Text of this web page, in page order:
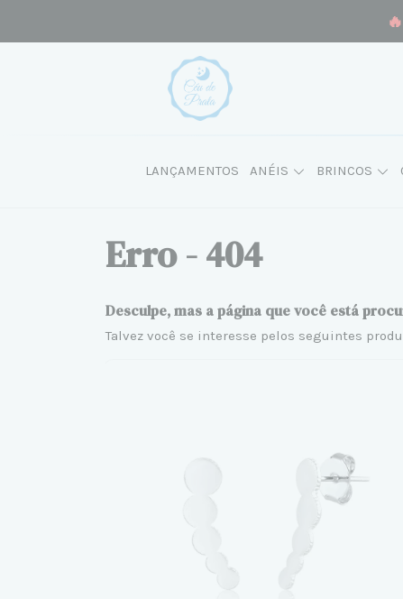
LANÇAMENTOS ANÉIS BRINCOS
Erro - 404
Desculpe, mas a página que você está
Talvez você se interesse pelos seguintes